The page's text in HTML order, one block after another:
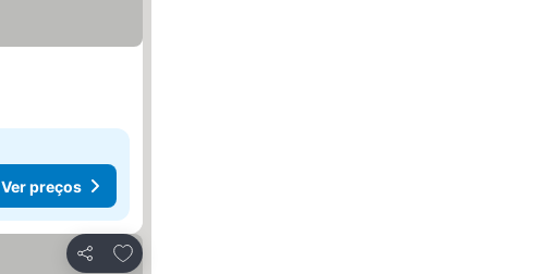
Ver preços
Partilhar
Adicionar aos favoritos